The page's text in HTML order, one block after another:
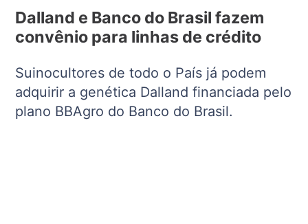
Dalland e Banco do Brasil fazem
convênio para linhas de crédito
Suinocultores de todo o País já podem
adquirir a genética Dalland financiada pelo
plano BBAgro do Banco do Brasil.